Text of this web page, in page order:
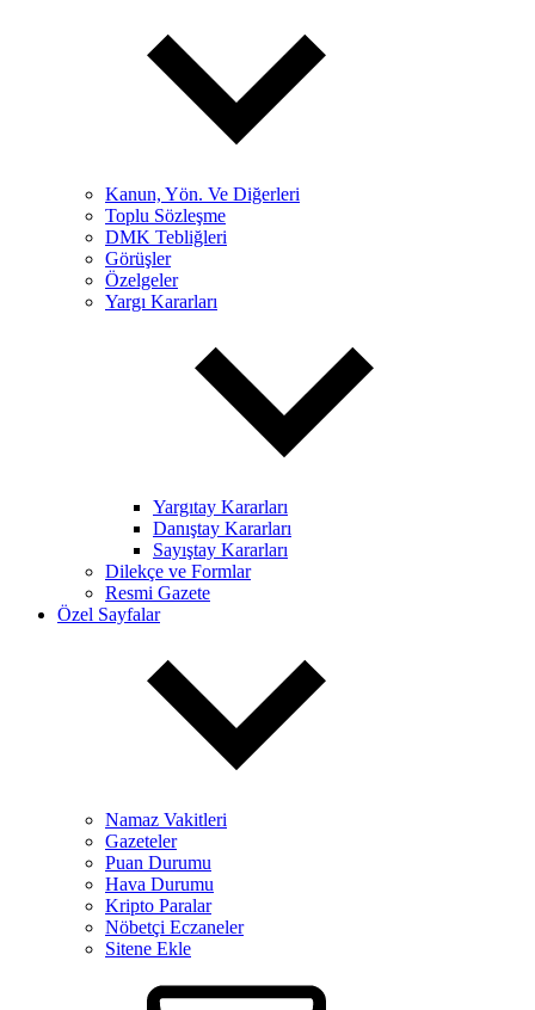
Kanun, Yön. Ve Diğerleri
Toplu Sözleşme
DMK Tebliğleri
Görüşler
Özelgeler
Yargı Kararları
Yargıtay Kararları
Danıştay Kararları
Sayıştay Kararları
Dilekçe ve Formlar
Resmi Gazete
Özel Sayfalar
Namaz Vakitleri
Gazeteler
Puan Durumu
Hava Durumu
Kripto Paralar
Nöbetçi Eczaneler
Sitene Ekle